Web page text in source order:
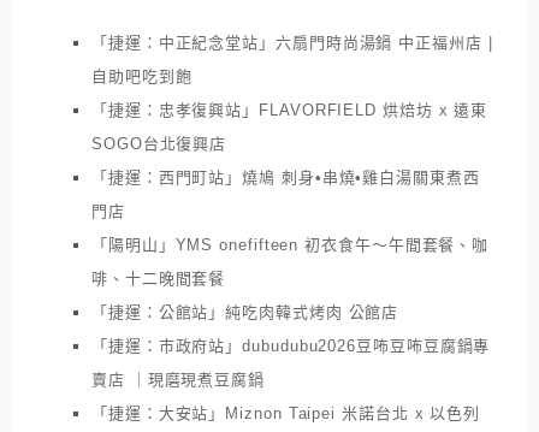
「捷運：中正紀念堂站」六扇門時尚湯鍋 中正福州店 |
自助吧吃到飽
「捷運：忠孝復興站」FLAVORFIELD 烘焙坊 x 遠東
SOGO台北復興店
「捷運：西門町站」燒鳩 刺身•串燒•雞白湯關東煮西
門店
「陽明山」YMS onefifteen 初衣食午～午間套餐、咖
啡、十二晚間套餐
「捷運：公館站」純吃肉韓式烤肉 公館店
「捷運：市政府站」dubudubu2026豆咘豆咘豆腐鍋專
賣店 ｜現磨現煮豆腐鍋
「捷運：大安站」Miznon Taipei 米諾台北 x 以色列